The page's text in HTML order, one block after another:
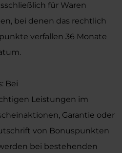
für Waren
bei denen das rechtlich
verfallen 36 Monate
Bei
Leistungen im
Garantie oder
von Bonuspunkten
bei bestehenden